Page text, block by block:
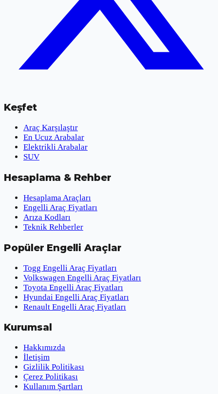
Keşfet
Araç Karşılaştır
En Ucuz Arabalar
Elektrikli Arabalar
SUV
Hesaplama & Rehber
Hesaplama Araçları
Engelli Araç Fiyatları
Arıza Kodları
Teknik Rehberler
Popüler Engelli Araçlar
Togg Engelli Araç Fiyatları
Volkswagen Engelli Araç Fiyatları
Toyota Engelli Araç Fiyatları
Hyundai Engelli Araç Fiyatları
Renault Engelli Araç Fiyatları
Kurumsal
Hakkımızda
İletişim
Gizlilik Politikası
Çerez Politikası
Kullanım Şartları